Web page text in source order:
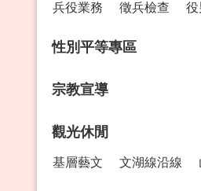
兵役業務 徵兵檢查 役
性別平等專區
宗教宣導
觀光休閒
基層藝文 文湖線沿線